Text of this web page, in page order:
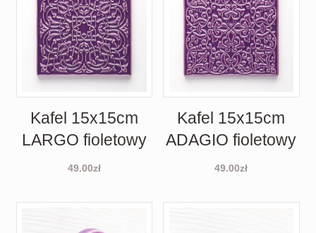
Kafel 15x15cm
LARGO fioletowy
49.00zł
Kafel 15x15cm
ADAGIO fioletowy
49.00zł